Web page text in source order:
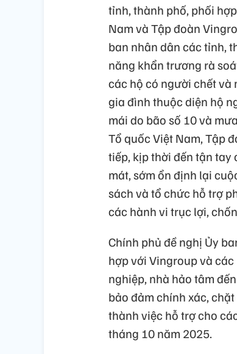
tỉnh, thành phố, phối
Nam và Tập đoàn
ban nhân dân các tỉnh,
năng khẩn trương rà
các hộ có người chết và
gia đình thuộc diện hộ
mái do bão số 10 và
Tổ quốc Việt Nam, Tập
tiếp, kịp thời đến tận
mát, sớm ổn định lại
sách và tổ chức hỗ trợ
các hành vi trục lợi,
Chính phủ đề nghị Ủy
hợp với Vingroup và
nghiệp, nhà hảo tâm
bảo đảm chính xác,
thành việc hỗ trợ cho
tháng 10 năm 2025.